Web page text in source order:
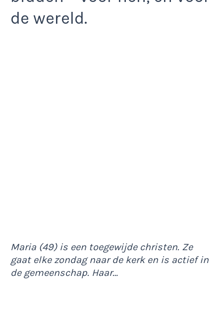
de wereld.
Maria (49) is een toegewijde christen. Ze
gaat elke zondag naar de kerk en is actief in
de gemeenschap. Haar…